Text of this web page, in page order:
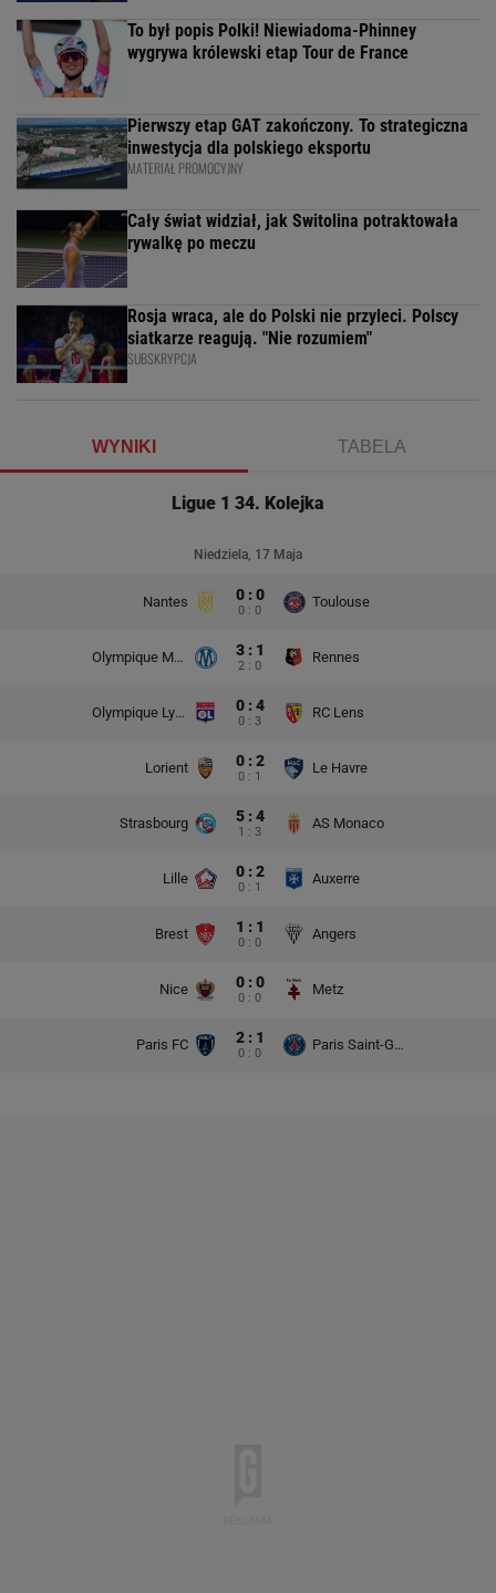
To był popis Polki! Niewiadoma-Phinney
wygrywa królewski etap Tour de France
Pierwszy etap GAT zakończony. To strategiczna
inwestycja dla polskiego eksportu
MATERIAŁ PROMOCYJNY
Cały świat widział, jak Switolina potraktowała
rywalkę po meczu
Rosja wraca, ale do Polski nie przyleci. Polscy
siatkarze reagują. "Nie rozumiem"
SUBSKRYPCJA
WYNIKI TABELA
Ligue 1 34. Kolejka
Niedziela, 17 Maja
Nantes 0 : 0
0 : 0
Toulouse
Olympique Marsylia 3 : 1
2 : 0
Rennes
Olympique Lyon 0 : 4
0 : 3
RC Lens
Lorient 0 : 2
0 : 1
Le Havre
Strasbourg 5 : 4
1 : 3
AS Monaco
Lille 0 : 2
0 : 1
Auxerre
Brest 1 : 1
0 : 0
Angers
Nice 0 : 0
0 : 0
Metz
Paris FC 2 : 1
0 : 0
Paris Saint-Germain